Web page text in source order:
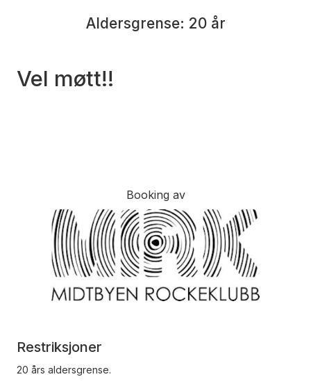
Aldersgrense: 20 år
Vel møtt!!
Booking av
Restriksjoner
20 års aldersgrense.